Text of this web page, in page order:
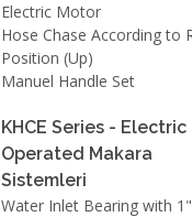
Electric Motor
Hose Chase According to
Position (Up)
Manuel Handle Set
KHCE Series - Electric
Operated Makara
Sistemleri
Water Inlet Bearing with